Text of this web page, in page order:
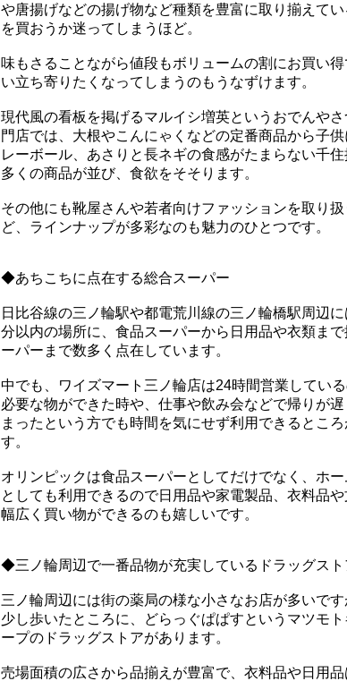
や唐揚げなどの揚げ物など種類を豊富に取り揃えて
を買おうか迷ってしまうほど。
味もさることながら値段もボリュームの割にお買い
い立ち寄りたくなってしまうのもうなずけます。
現代風の看板を掲げるマルイシ増英というおでんや
門店では、大根やこんにゃくなどの定番商品から子
レーボール、あさりと長ネギの食感がたまらない千
多くの商品が並び、食欲をそそります。
その他にも靴屋さんや若者向けファッションを取り
ど、ラインナップが多彩なのも魅力のひとつです。
◆あちこちに点在する総合スーパー
日比谷線の三ノ輪駅や都電荒川線の三ノ輪橋駅周辺
分以内の場所に、食品スーパーから日 用品や衣類ま
ーパーまで数多く点在しています。
中でも、ワイズマート三ノ輪店は24時間営業してい
必要な物ができた時や、仕事や飲み会などで帰りが遅
まったという方でも時間を気にせず利用できるとこ
す。
オリンピックは食品スーパーとしてだけでなく、ホ
としても利用できるので日用品や家電製品、衣料品
幅広く買い物ができるのも嬉しいです。
◆三ノ輪周辺で一番品物が充実しているドラッグスト
三ノ輪周辺には街の薬局の様な小さなお店が多いです
少し歩いたところに、どらっぐぱぱすというマツモ
ープのドラッグストアがあります。
売場面積の広さから品揃えが豊富で、衣料品や日用